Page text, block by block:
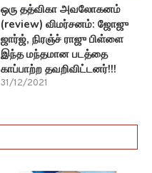
ஒரு தத்விகா அவலோகனம்
(review) விமர்சனம்: ஜோஜு
ஜார்ஜ், நிரஞ்ச் ராஜு பிள்ளை
இந்த மந்தமான படத்தை
காப்பாற்ற தவறிவிட்டனர்!!!
31/12/2021